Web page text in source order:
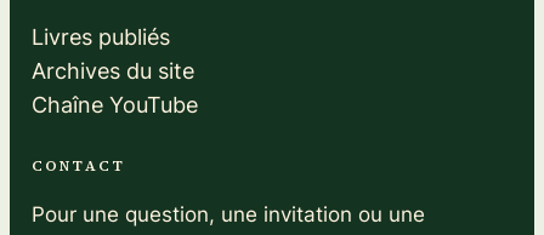
Livres publiés
Archives du site
Chaîne YouTube
CONTACT
Pour une question, une invitation ou une